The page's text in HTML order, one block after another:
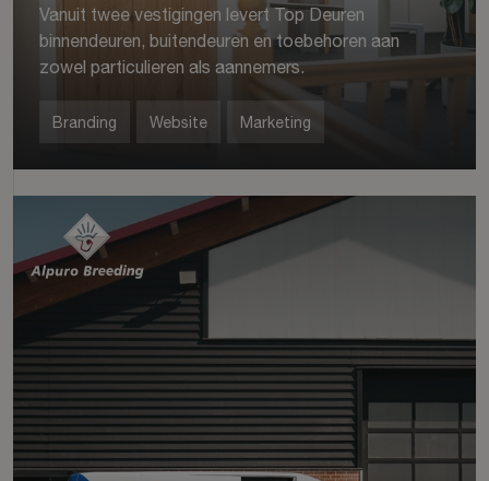
Vanuit twee vestigingen levert Top Deuren
binnendeuren, buitendeuren en toebehoren aan
zowel particulieren als aannemers.
Branding Website Marketing